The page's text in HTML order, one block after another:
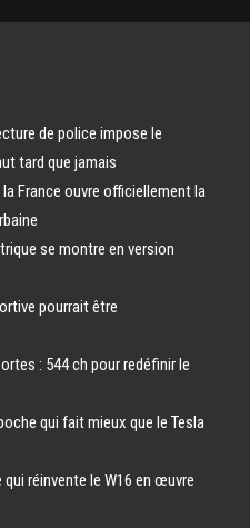
de police impose le
tard que jamais
France ouvre officiellement la
se montre en version
pourrait être
: 544 ch pour redéfinir le
qui fait mieux que le Tesla
réinvente le W16 en œuvre